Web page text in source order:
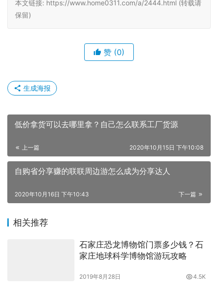
本文链接: https://www.home0311.com/a/2444.html (转载请
保留)
赞 (0)
生成海报
低价拿货可以去哪里拿？自己怎么联系工厂货源
上一篇 2020年10月15日 下午10:08
自购省分享赚的联联周边游怎么成为分享达人
下一篇
2020年10月16日 下午10:43
相关推荐
石家庄恐龙博物馆门票多少钱？石
家庄地球科学博物馆游玩攻略
2019年8月28日 4.5K